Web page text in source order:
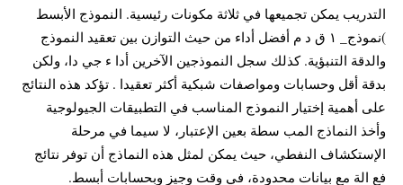
التدريب يمكن تجميعها في ثلاثة مكونات رئيسية. النموذج الأبسط
)نموذج_ ١ ق د م أفضل أداء من حيث التوازن بين تعقيد النموذج
والدقة التنبؤية. كذلك سجل النموذجين الآخرين أدا ء جي دا، ولكن
بدقة أقل وحسابات ومواصفات شبكية أكثر تعقيدا . تؤكد هذه النتائج
على أهمية إختيار النموذج المناسب في التطبيقات الجيولوجية
وأخذ النماذج المب سطة بعين الإعتبار، لا سيما في مرحلة
الإستكشاف النفطي، حيث يمكن لمثل هذه النماذج أن توفر نتائج
فع الة مع بيانات محدودة، في وقت وجيز وبحسابات أبسط.